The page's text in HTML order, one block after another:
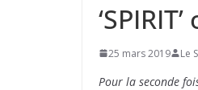
25 mars 2019 Le
Pour la seconde